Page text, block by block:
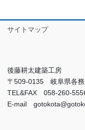
サイトマップ
後藤耕太建築工房
〒509-0135 岐阜県各務
TEL&FAX 058-260-
E-mail